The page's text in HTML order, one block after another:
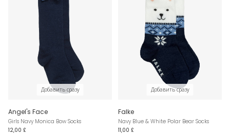
Добавить сразу
Angel's Face
Girls Navy Monica Bow Socks
12,00 £
Добавить сразу
Falke
Navy Blue & White Polar Bear Socks
11,00 £